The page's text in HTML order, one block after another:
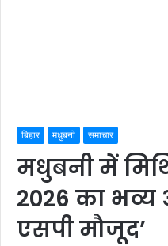
बिहार मधुबनी समाचार
मधुबनी में
2026 का
एसपी मौजूद’